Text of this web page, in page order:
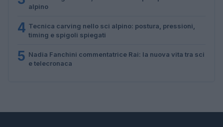
alpino
4 Tecnica carving nello sci alpino: postura, pressioni,
timing e spigoli spiegati
5 Nadia Fanchini commentatrice Rai: la nuova vita tra sci
e telecronaca